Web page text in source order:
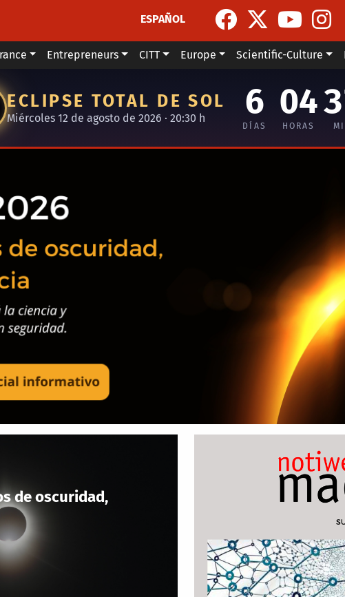
ESPAÑOL
Entrepreneurs CITT Europe Scientific-Culture
ECLIPSE TOTAL DE SOL
Miércoles 12 de agosto de 2026 · 20:30 h 6
DÍAS
04
HORAS
de oscuridad,